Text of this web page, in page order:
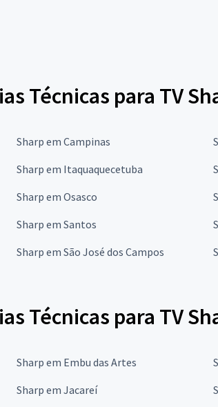
Técnicas para TV
Sharp em Campinas
Sharp em Itaquaquecetuba
Sharp em Osasco
Sharp em Santos
Sharp em São José dos Campos
Técnicas para TV
Sharp em Embu das Artes
Sharp em Jacareí